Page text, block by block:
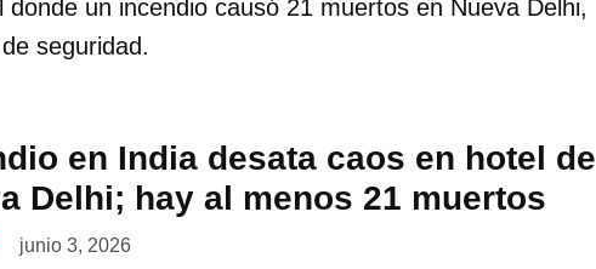
un incendio causó 21 muertos en Nueva Delhi,
seguridad.
en India desata caos en hotel de
Delhi; hay al menos 21 muertos
junio 3, 2026